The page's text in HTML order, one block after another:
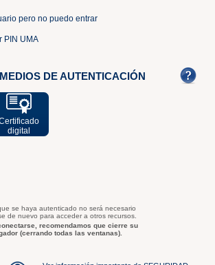
pero no puedo entrar
PIN UMA
DE AUTENTICACIÓN
digital
se haya autenticado no será necesario
de nuevo para acceder a otros recursos.
recomendamos que cierre su
(cerrando todas las ventanas).